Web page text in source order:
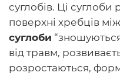
суглобів. Ці суглоби
поверхні хребців
суглоби
від травм,
розростаються,